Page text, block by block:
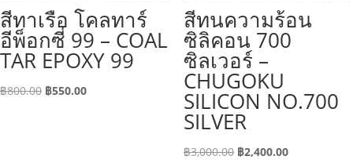
สีทาเรือ โคลทาร์
อีพ็อกซี่ 99 – COAL
TAR EPOXY 99
฿800.00 Original
฿550.00Current
สีทนความร้อน
ซิลิคอน 700
ซิลเวอร์ –
CHUGOKU
SILICON NO.700
SILVER
฿3,000.00 Original
฿2,400.00Current